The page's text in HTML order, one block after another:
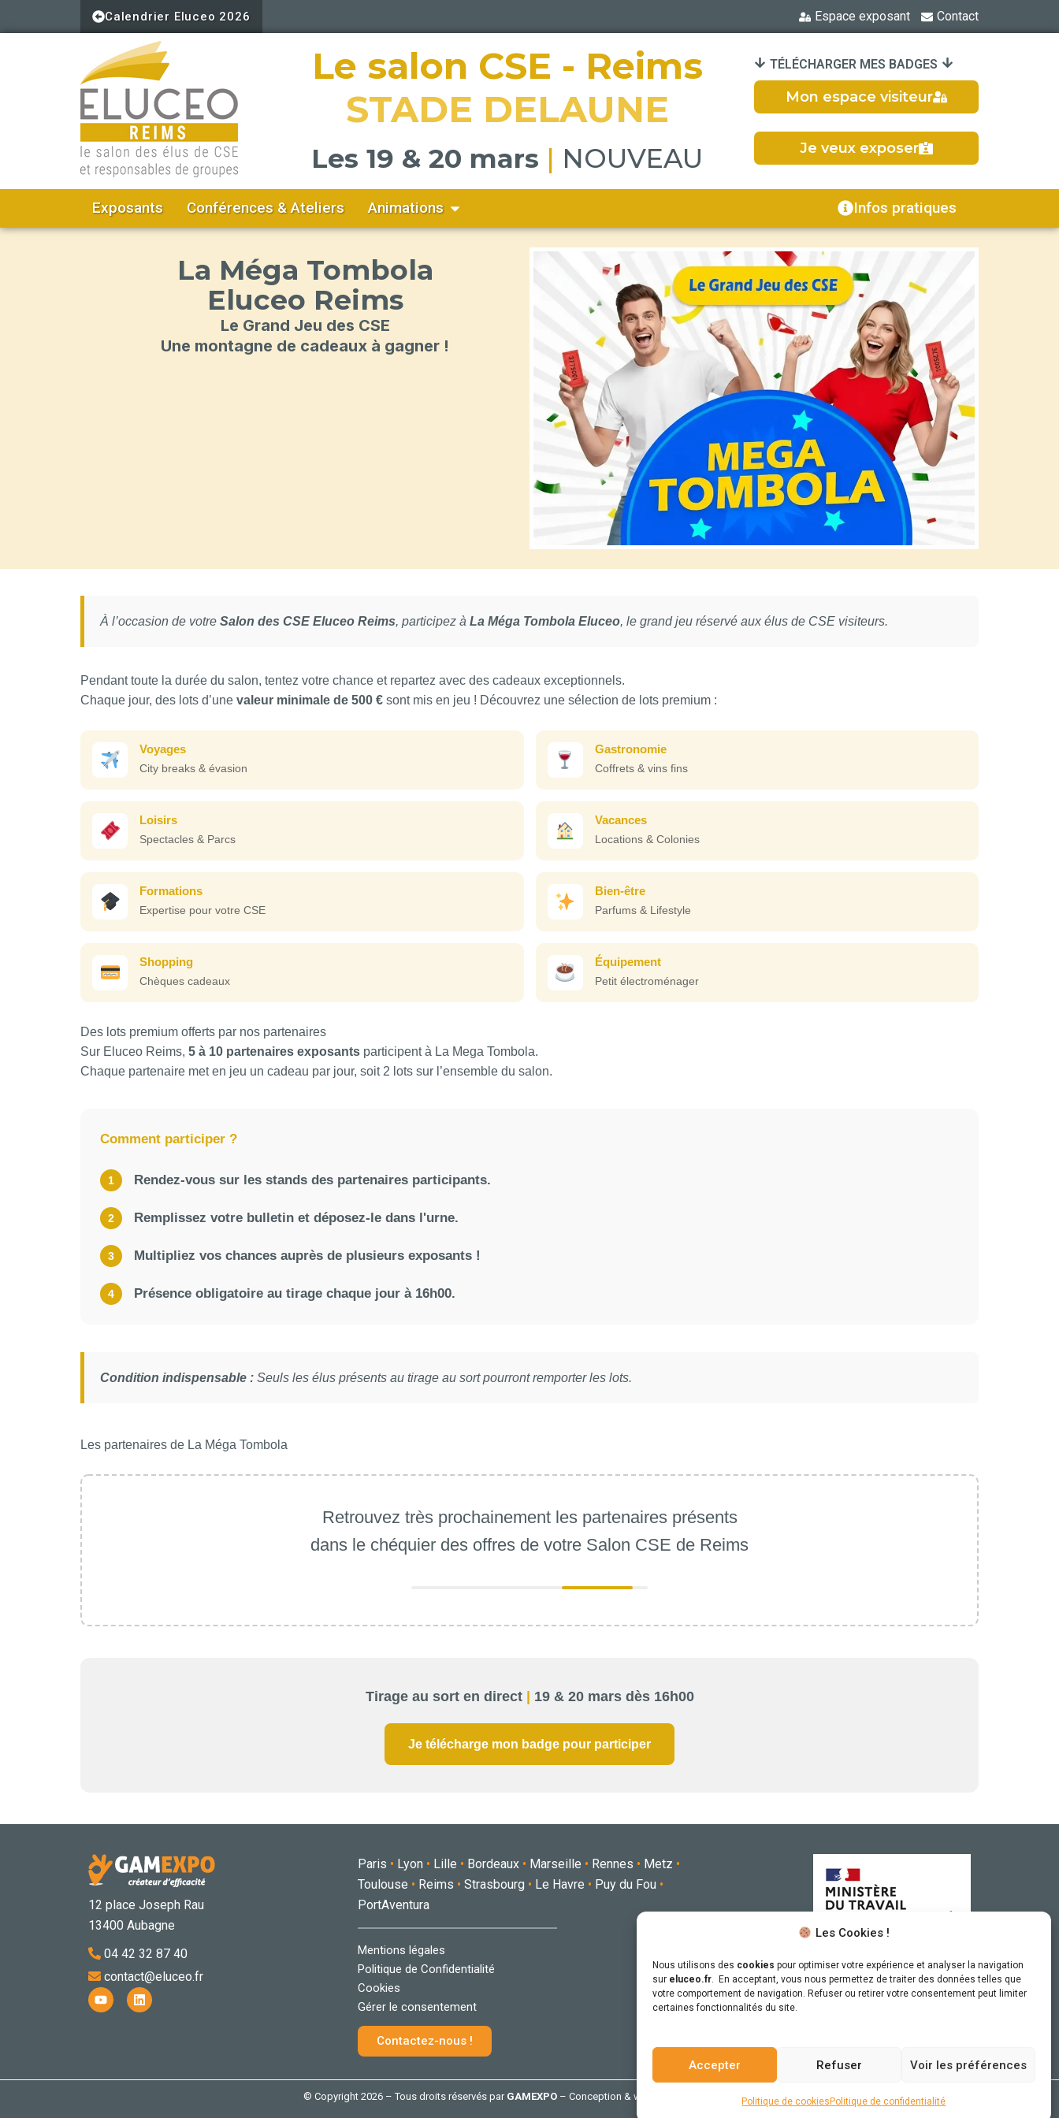
Les Cookies !
Nous utilisons des cookies pour optimiser votre expérience et analyser la navigation
sur eluceo.fr. En acceptant, vous nous permettez de traiter des données telles que
votre comportement de navigation. Refuser ou retirer votre consentement peut limiter
certaines fonctionnalités du site.
Accepter Refuser Voir les préférences
Politique de cookies Politique de confidentialité
au
Calendrier Eluceo 2026 Espace exposant Contact
Le salon CSE - Reims
STADE DELAUNE
Les 19 & 20 mars | NOUVEAU
TÉLÉCHARGER MES BADGES
Mon espace visiteur
Je veux exposer
Exposants Conférences & Ateliers Animations Infos pratiques
La Méga Tombola
Eluceo Reims
Le Grand Jeu des CSE
Une montagne de cadeaux à gagner !
À l’occasion de votre Salon des CSE Eluceo Reims, participez à La Méga Tombola Eluceo, le grand jeu réservé aux élus de CSE visiteurs.
Pendant toute la durée du salon, tentez votre chance et repartez avec des cadeaux exceptionnels.
Chaque jour, des lots d’une valeur minimale de 500 € sont mis en jeu ! Découvrez une sélection de lots premium :
Voyages
City breaks & évasion
Gastronomie
Coffrets & vins fins
Loisirs
Spectacles & Parcs
Vacances
Locations & Colonies
Formations
Expertise pour votre CSE
Bien-être
Parfums & Lifestyle
Shopping
Chèques cadeaux
Équipement
Petit électroménager
Des lots premium offerts par nos partenaires
Sur Eluceo Reims, 5 à 10 partenaires exposants participent à La Mega Tombola.
Chaque partenaire met en jeu un cadeau par jour, soit 2 lots sur l’ensemble du salon.
Comment participer ?
1 Rendez-vous sur les stands des partenaires participants.
2 Remplissez votre bulletin et déposez-le dans l'urne.
3 Multipliez vos chances auprès de plusieurs exposants !
4 Présence obligatoire au tirage chaque jour à 16h00.
Condition indispensable : Seuls les élus présents au tirage au sort pourront remporter les lots.
Les partenaires de La Méga Tombola
Retrouvez très prochainement les partenaires présents
dans le chéquier des offres de votre Salon CSE de Reims
Tirage au sort en direct | 19 & 20 mars dès 16h00
Je télécharge mon badge pour participer
12 place Joseph Rau
13400 Aubagne
04 42 32 87 40
contact@eluceo.fr
Y
o
L
i
n
Paris • Lyon • Lille • Bordeaux • Marseille • Rennes • Metz •
Toulouse • Reims • Strasbourg • Le Havre • Puy du Fou •
PortAventura
Mentions légales
Politique de Confidentialité
Cookies
Gérer le consentement
Contactez-nous !
Sous le haut patronage
du Ministère du Travail
© Copyright 2026 – Tous droits réservés par GAMEXPO – Conception & webdesign db-graphiste.fr